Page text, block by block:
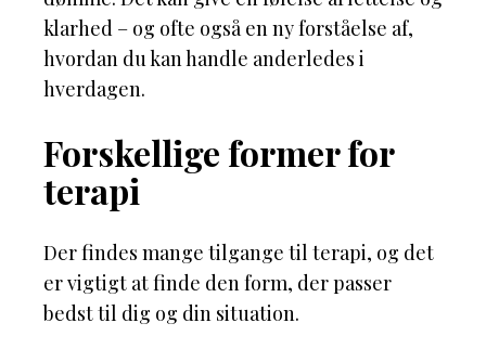
klarhed – og ofte også en ny forståelse af,
hvordan du kan handle anderledes i
hverdagen.
Forskellige former for
terapi
Der findes mange tilgange til terapi, og det
er vigtigt at finde den form, der passer
bedst til dig og din situation.